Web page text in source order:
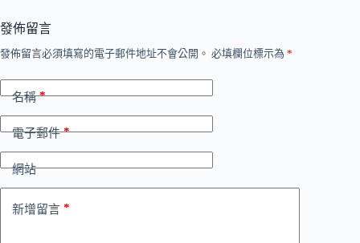
發佈留言
發佈留言必須填寫的電子郵件地址不會公開。 必填欄位標示為 *
名稱*
電子郵件*
網站
新增留言 *